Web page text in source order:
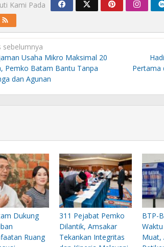
Kami Pada
sebelumnya
Usaha Mikro Maksimal 20
Pemko Batam Bantu Tanpa
dan Agunan
Pertama
Dukung
Ruang
311 Pejabat Pemko
Dilantik, Amsakar
Tekankan Integritas
BTP-
Muat,